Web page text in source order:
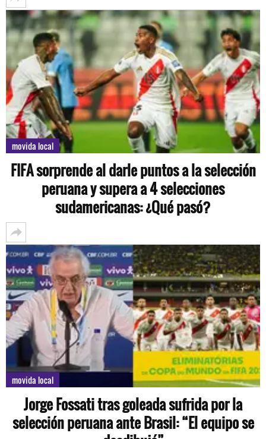
movida local
FIFA sorprende al darle puntos a la selección
peruana y supera a 4 selecciones
sudamericanas: ¿Qué pasó?
movida local
Jorge Fossati tras goleada sufrida por la
selección peruana ante Brasil: “El equipo se